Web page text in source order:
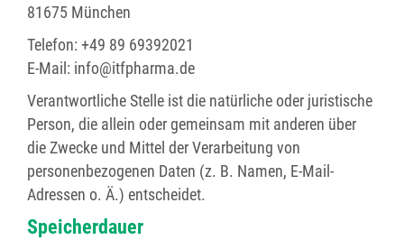
81675 München
Telefon: +49 89 69392021
E-Mail: info@itfpharma.de
Verantwortliche Stelle ist die natürliche oder juristische
Person, die allein oder gemeinsam mit anderen über
die Zwecke und Mittel der Verarbeitung von
personenbezogenen Daten (z. B. Namen, E-Mail-
Adressen o. Ä.) entscheidet.
Speicherdauer